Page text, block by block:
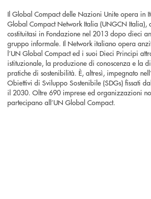
Il Global Compact delle Nazioni Unite opera in
Global Compact Network Italia (UNGCN Italia),
costituitasi in Fondazione nel 2013 dopo dieci
gruppo informale. Il Network italiano opera
l’UN Global Compact ed i suoi Dieci Principi
istituzionale, la produzione di conoscenza e la
pratiche di sostenibilità. È, altresì, impegnato
Obiettivi di Sviluppo Sostenibile (SDGs) fissati
il 2030. Oltre 690 imprese ed organizzazioni
partecipano all’UN Global Compact.